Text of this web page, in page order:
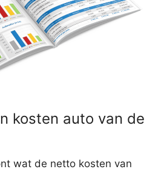
kosten auto van de
wat de netto kosten van